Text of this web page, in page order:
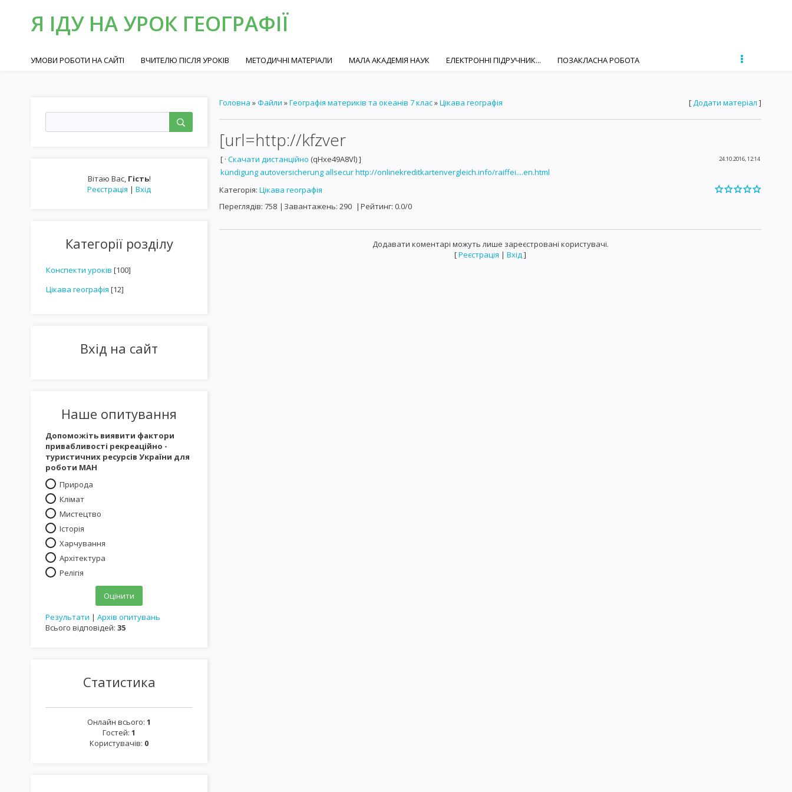
Я ІДУ НА УРОК ГЕОГРАФІЇ
УМОВИ РОБОТИ НА САЙТІ ВЧИТЕЛЮ ПІСЛЯ УРОКІВ МЕТОДИЧНІ МАТЕРІАЛИ МАЛА АКАДЕМІЯ НАУК ЕЛЕКТРОННІ ПІДРУЧНИК... ПОЗАКЛАСНА РОБОТА
Вітаю Вас, Гість!
Реєстрація | Вхід
Категорії розділу
Конспекти уроків [100]
Цікава географія [12]
Вхід на сайт
Наше опитування
Допоможіть виявити фактори
привабливості рекреаційно -
туристичних ресурсів України для
роботи МАН
Природа
Клімат
Мистецтво
Історія
Харчування
Архітектура
Релігія
Результати | Архів опитувань
Всього відповідей: 35
Статистика
Онлайн всього: 1
Гостей: 1
Користувачів: 0
Головна »Файли »Географія материків та океанів 7 клас»Цікава географія [Додати матеріал ]
[url=http://kfzver
[ · Скачати дистанційно (qHxe49A8Vl) ] 24.10.2016, 12:14
kündigung autoversicherung allsecurhttp://onlinekreditkartenvergleich.info/raiffei....en.html
Категорія: Цікава географія
Переглядів: 758 | Завантажень: 290 | Рейтинг: 0.0/0
Додавати коментарі можуть лише зареєстровані користувачі.
[Реєстрація | Вхід]